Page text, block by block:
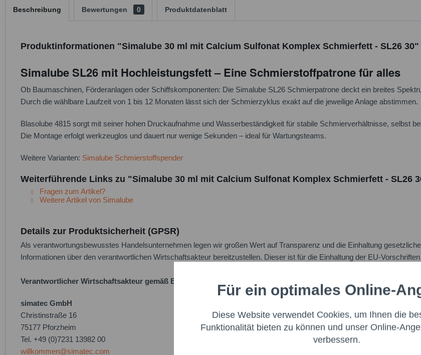
Beschreibung Bewertungen 0 Produktdatenblatt
Produktinformationen "Simalube 30 ml mit Calcium Sulfonat Komplex Schmierfett - SL26 30"
Simalube SL26 mit Hochleistungsfett – Eine Schmierstoffpatrone für alles
Ob Baumaschinen, Förderanlagen oder Schiffskomponenten: Die Simalube SL26 Schmierpatrone deckt ein breites
Durch die wählbare Laufzeit von 1 bis 12 Monaten lässt sich der Schmierzyklus exakt auf die jeweilige Anlage abstimmen.
Blasolube 4815 sorgt mit seiner hohen Druckaufnahme und Wasserbeständigkeit für stabile Schmierverhältnisse, selbst
Die Montage erfolgt werkzeuglos und dauert nur wenige Sekunden – ideal für Wartungsteams.
Weitere Varianten: Simalube Schmierstoffspender
Weiterführende Links zu "Simalube 30 ml mit Calcium Sulfonat Komplex Schmierfett - SL26
Fragen zum Artikel?
Weitere Artikel von Simalube
Details zur Produktsicherheit (GPSR)
Als verantwortungsbewusstes Handelsunternehmen legen wir großen Wert auf Transparenz und die Einhaltung
Informationen über den verantwortlichen Wirtschaftsakteur bereitzustellen. Dieser ist für die Einhaltung der EU-
Verantwortlicher Wirtschaftsakteur gemäß EU-Verordnung:
simatec GmbH
Christinstraße 16
75177 Pforzheim
Tel. +49 (0)7231 13982 00
willkommen@simatec.com
Funktionale
Marketing
Für ein optimales Online-
Diese Website verwendet Cookies, um Ihnen die
Funktionalität bieten zu können und unser Online-
verbessern.